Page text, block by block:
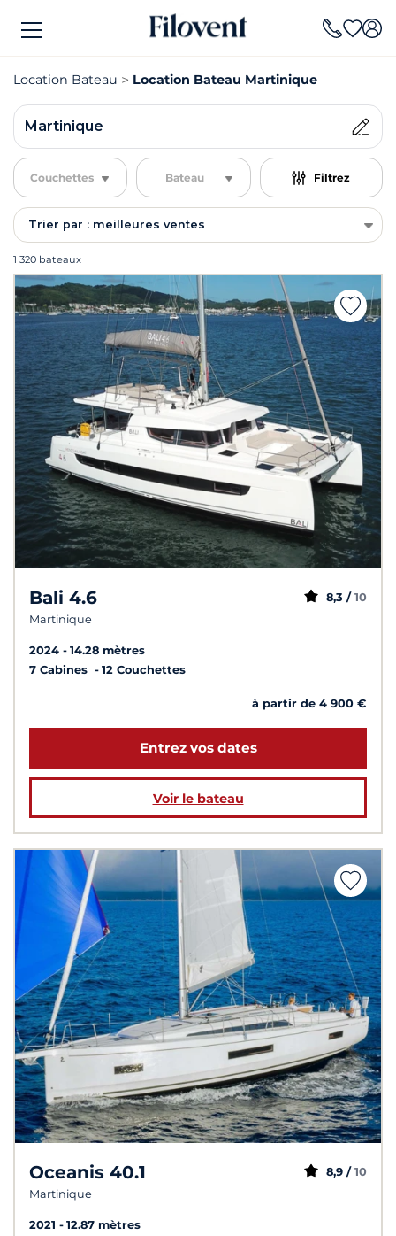
Location Bateau Location Bateau Martinique
Martinique
Couchettes Bateau Filtrez
Trier par : meilleures ventes
1 320 bateaux
Bali 4.6
Martinique
8,3 / 10
2024
14.28 mètres
7 Cabines
12 Couchettes
à partir de 4 900 €
Entrez vos dates
Voir le bateau
Oceanis 40.1
Martinique
8,9 / 10
2021
12.87 mètres